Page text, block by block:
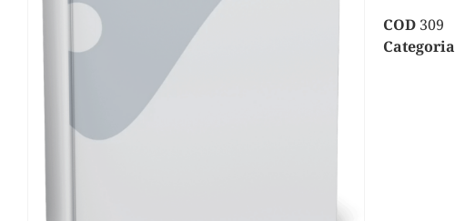
COD 309
Categoria